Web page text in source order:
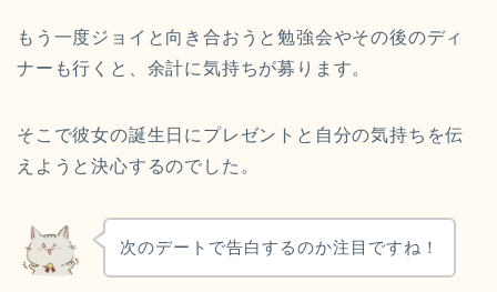
もう一度ジョイと向き合おうと勉強会やその後のディ
ナーも行くと、余計に気持ちが募ります。
そこで彼女の誕生日にプレゼントと自分の気持ちを伝
えようと決心するのでした。
次のデートで告白するのか注目ですね！